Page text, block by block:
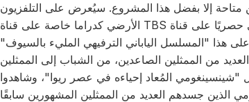
متاحة إلا بفضل هذا المشروع. سيُعرض على التلفزيون
الأرضي كدراما خاصة على قناة TBS في ربيع عام 2026، وسيُبث المسلسل الدرامي حصريًا على قناة U-NEXT. سيُضفي
هذا "المسلسل الياباني الترفيهي المليء بالسيوف"
من الممثلين الصاعدين، من الشباب إلى الممثلين
"شينسينغومي المُعاد إحياءه في عصر ريوا"، وشاهدوا